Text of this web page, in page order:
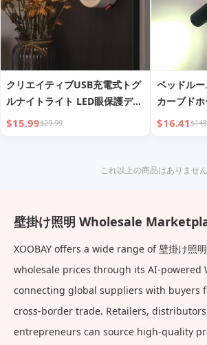
クリエイティブUSB充電式トグ
ルナイトライト LED眼保護デス
クランプ INSスタイル寝室アン
$15.99$29.99
ベッドル
カーブド
光読書灯
$16.41
これ以上の商品はありません
壁掛け照明 Wholesale
XOOBAY offers a wide range of 壁掛け照
wholesale prices through its AI-powered
connecting global suppliers with buyers
cross-border trade. Retailers,
entrepreneurs can source high-quality